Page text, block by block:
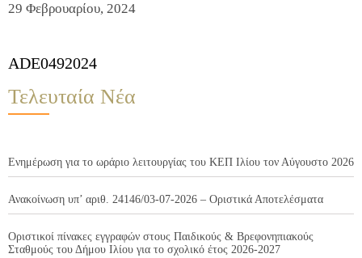
29 Φεβρουαρίου, 2024
ADE0492024
Τελευταία Νέα
Ενημέρωση για το ωράριο λειτουργίας του ΚΕΠ Ιλίου τον Αύγουστο 2026
Ανακοίνωση υπ’ αριθ. 24146/03-07-2026 – Οριστικά Αποτελέσματα
Οριστικοί πίνακες εγγραφών στους Παιδικούς & Βρεφονηπιακούς
Σταθμούς του Δήμου Ιλίου για το σχολικό έτος 2026-2027